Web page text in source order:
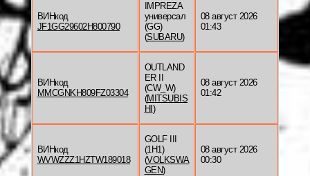
ВИНкод
JF1GG29602H800790
IMPREZA
универсал
(GG)
(SUBARU)
08 август 2026
01:43
ВИНкод
MMCGNKH809FZ03304
OUTLAND
ER II
(CW_W)
(MITSUBIS
HI )
08 август 2026
01:42
ВИНкод
WVWZZZ1HZTW189018
GOLF III
(1H1)
(VOLKSWA
GEN)
08 август 2026
00:30